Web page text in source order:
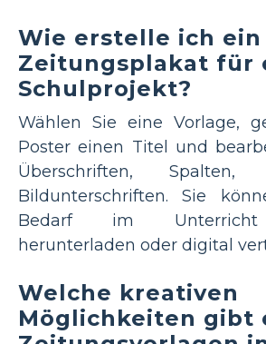
Wie erstelle ich ein
Zeitungsplakat für
Schulprojekt?
Wählen Sie eine Vorlage,
Poster einen Titel und
Überschriften,
Bildunterschriften. Sie
Bedarf im Unterricht
herunterladen oder digital
Welche kreativen
Möglichkeiten gibt